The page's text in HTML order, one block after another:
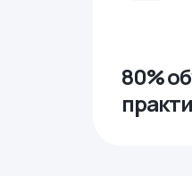
80%